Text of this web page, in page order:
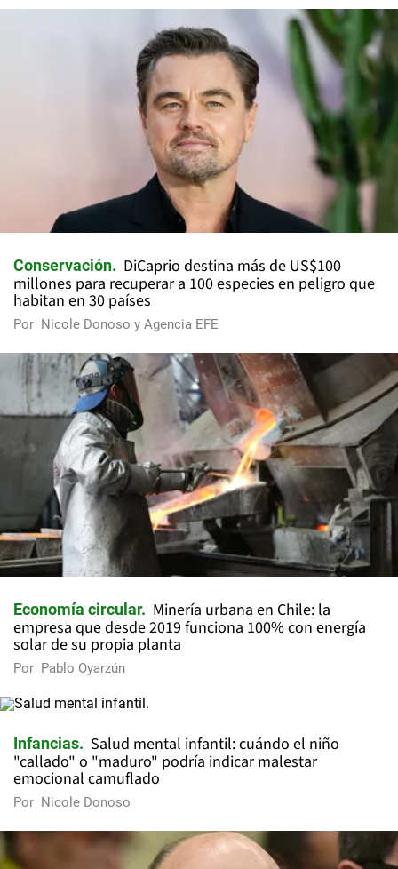
Conservación
DiCaprio destina más de US$100
millones para recuperar a 100 especies en peligro que
habitan en 30 países
Por Nicole Donoso y Agencia EFE
Economía circular
Minería urbana en Chile: la
empresa que desde 2019 funciona 100% con energía
solar de su propia planta
Por Pablo Oyarzún
Infancias
Salud mental infantil: cuándo el niño
"callado" o "maduro" podría indicar malestar
emocional camuflado
Por Nicole Donoso